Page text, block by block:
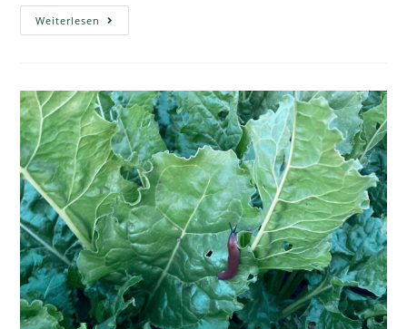
Weiterlesen